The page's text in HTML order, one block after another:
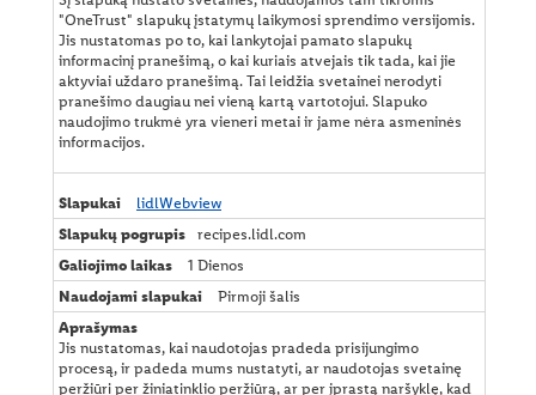
"OneTrust" slapukų įstatymų laikymosi sprendimo versijomis.
Jis nustatomas po to, kai lankytojai pamato slapukų
informacinį pranešimą, o kai kuriais atvejais tik tada, kai jie
aktyviai uždaro pranešimą. Tai leidžia svetainei nerodyti
pranešimo daugiau nei vieną kartą vartotojui. Slapuko
naudojimo trukmė yra vieneri metai ir jame nėra asmeninės
informacijos.
lidlWebview
recipes.lidl.com
1 Dienos
Pirmoji šalis
Jis nustatomas, kai naudotojas pradeda prisijungimo
procesą, ir padeda mums nustatyti, ar naudotojas svetainę
peržiūri per žiniatinklio peržiūrą, ar per įprastą naršyklę, kad